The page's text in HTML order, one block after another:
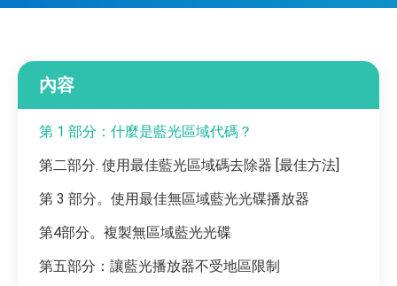
內容
第 1 部分：什麼是藍光區域代碼？
第二部分. 使用最佳藍光區域碼去除器 [最佳方法]
第 3 部分。使用最佳無區域藍光光碟播放器
第4部分。複製無區域藍光光碟
第五部分：讓藍光播放器不受地區限制